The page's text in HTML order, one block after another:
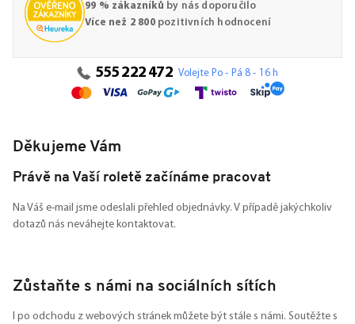
99 % zákazníků by nás doporučilo
Více než 2 800pozitivních hodnocení
555 222 472 Volejte Po - Pá 8 - 16 h
Děkujeme Vám
Právě na Vaší roletě začínáme pracovat
Na Váš e-mail jsme odeslali přehled objednávky. V případě jakýchkoliv
dotazů nás neváhejte kontaktovat.
Zůstaňte s námi na sociálních sítích
I po odchodu z webových stránek můžete být stále s námi. Soutěžte s